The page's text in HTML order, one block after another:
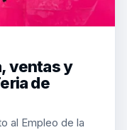
ventas y
de
al Empleo de la